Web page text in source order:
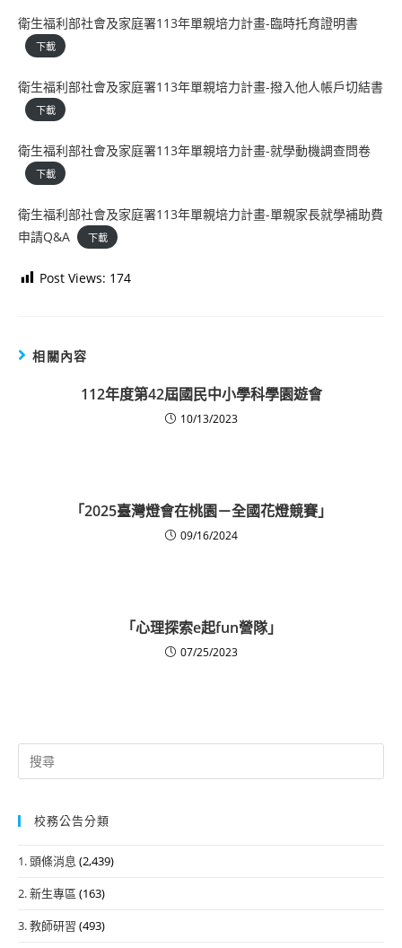
衛生福利部社會及家庭署113年單親培力計畫-臨時托育證明書
下載
衛生福利部社會及家庭署113年單親培力計畫-撥入他人帳戶切結書
下載
衛生福利部社會及家庭署113年單親培力計畫-就學動機調查問卷
下載
衛生福利部社會及家庭署113年單親培力計畫-單親家長就學補助費
申請Q&A
下載
Post Views: 174
相關內容
112年度第42屆國民中小學科學園遊會
10/13/2023
「2025臺灣燈會在桃園－全國花燈競賽」
09/16/2024
「心理探索e起fun營隊」
07/25/2023
Search
for:
校務公告分類
1. 頭條消息 (2,439)
2. 新生專區 (163)
3. 教師研習 (493)